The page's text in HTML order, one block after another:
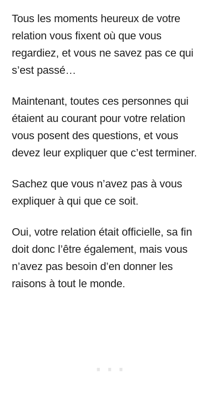
Tous les moments heureux de votre
relation vous fixent où que vous
regardiez, et vous ne savez pas ce qui
s’est passé…
Maintenant, toutes ces personnes qui
étaient au courant pour votre relation
vous posent des questions, et vous
devez leur expliquer que c’est terminer.
Sachez que vous n’avez pas à vous
expliquer à qui que ce soit.
Oui, votre relation était officielle, sa fin
doit donc l’être également, mais vous
n’avez pas besoin d’en donner les
raisons à tout le monde.